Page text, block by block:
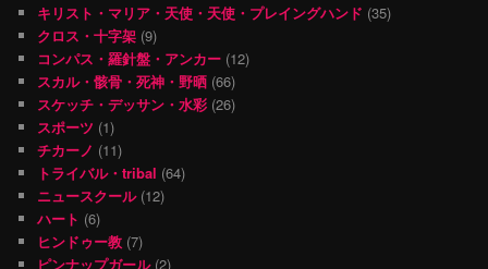
キリスト・マリア・天使・天使・プレイングハンド (35)
クロス・十字架 (9)
コンパス・羅針盤・アンカー (12)
スカル・骸骨・死神・野晒 (66)
スケッチ・デッサン・水彩 (26)
スポーツ (1)
チカーノ (11)
トライバル・tribal (64)
ニュースクール(12)
ハート (6)
ヒンドゥー教 (7)
ピンナップガール(2)